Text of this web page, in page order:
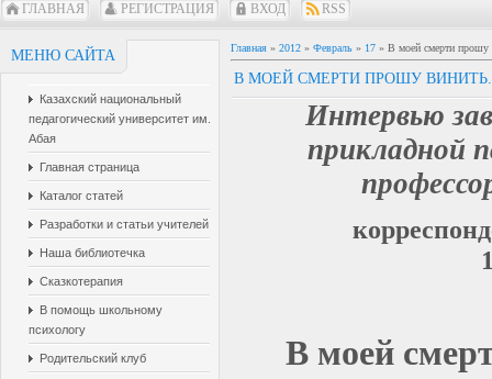
ГЛАВНАЯ РЕГИСТРАЦИЯ ВХОД RSS
МЕНЮ САЙТА
Казахский национальный
педагогический университет им.
Абая
Главная страница
Каталог статей
Разработки и статьи учителей
Наша библиотечка
Сказкотерапия
В помощь школьному
психологу
Родительский клуб
Главная » 2012 » Февраль » 17 » В моей смерти прошу
В МОЕЙ СМЕРТИ ПРОШУ
Интервью
прикладной
В моей